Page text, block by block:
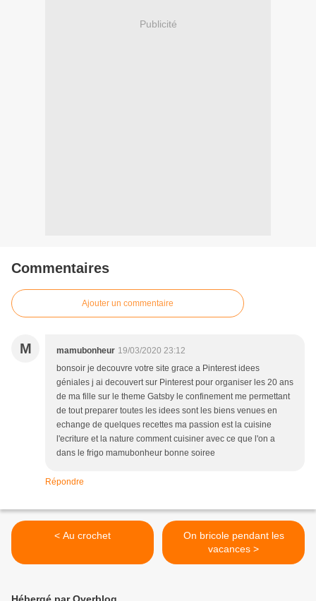
Publicité
Commentaires
Ajouter un commentaire
M mamubonheur 19/03/2020 23:12
bonsoir je decouvre votre site grace a Pinterest idees
géniales j ai decouvert sur Pinterest pour organiser les 20 ans
de ma fille sur le theme Gatsby le confinement me permettant
de tout preparer toutes les idees sont les biens venues en
echange de quelques recettes ma passion est la cuisine
l'ecriture et la nature comment cuisiner avec ce que l'on a
dans le frigo mamubonheur bonne soiree
Répondre
< Au crochet
On bricole pendant les
vacances >